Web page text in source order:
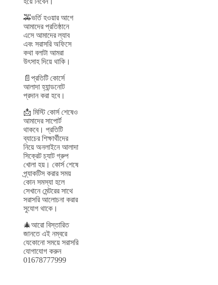
🚕ভর্তি হওয়ার আগে
আমাদের প্রতিষ্ঠানে
এসে আমাদের ল্যাব
এবং সরাসরি অফিসে
কথা বলাটা আমরা
উৎসাহ দিয়ে থাকি।
📄প্রতিটি কোর্সে
আলাদা হ্যান্ডনোট
প্রদান করা হবে।
📩 মিস্টি কোর্স শেষেও
আমাদের সাপোর্ট
থাকবে। প্রতিটি
ব্যাচের শিক্ষার্থীদের
নিয়ে অনলাইনে আলাদা
সিক্রেট চ্যাট গ্রুপ
খোলা হয়। কোর্স শেষে
প্র্যাকটিস করার সময়
কোন সমস্যা হলে
সেখানে মেন্টরের সাথে
সরাসরি আলোচনা করার
সুযোগ থাকে।
🎄আরো বিস্তারিত
জানতে এই নম্বরে
যেকোনো সময়ে সরাসরি
যোগাযোগ করুন
01678777999